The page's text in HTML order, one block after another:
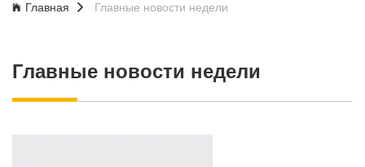
Главная Главные новости недели
Главные новости недели